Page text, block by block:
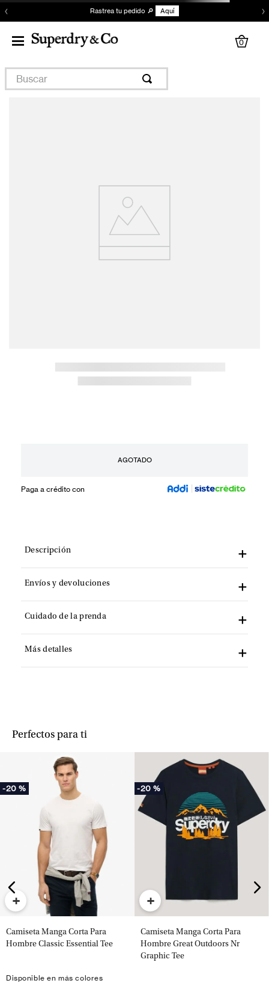
‹ Rastrea tu pedido 🔎 Aquí ›
0
Buscar
AGOTADO
Paga a crédito con
Descripción
Envíos y devoluciones
Cuidado de la prenda
Más detalles
Perfectos para ti
-20 %
+
Camiseta Manga Corta Para
Hombre Classic Essential Tee
Disponible en más colores
-20 %
+
Camiseta Manga Corta Para
Hombre Great Outdoors Nr
Graphic Tee